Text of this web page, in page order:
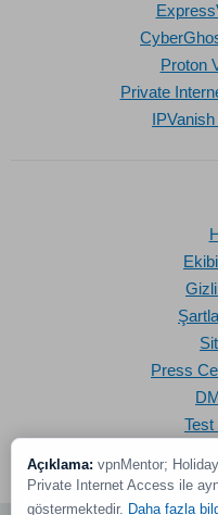
Proton
Private
Press
Açıklama: vpnMentor;
Private Internet Access ile
göstermektedir. Daha fazla